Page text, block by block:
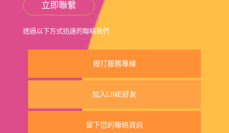
立即聯繫
透過以下方式迅速的聯絡我們
撥打服務專線
加入LINE好友
留下您的聯絡資訊